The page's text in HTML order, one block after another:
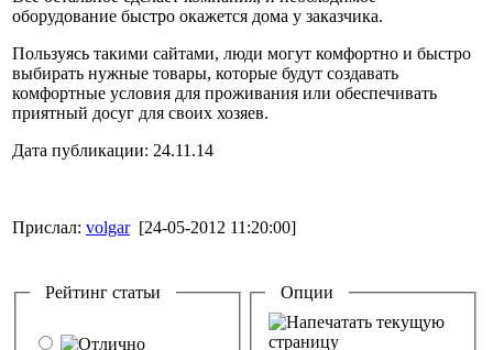
оборудование быстро окажется дома у заказчика.
Пользуясь такими сайтами, люди могут комфортно и быстро
выбирать нужные товары, которые будут создавать
комфортные условия для проживания или обеспечивать
приятный досуг для своих хозяев.
Дата публикации: 24.11.14
Прислал: volgar [24-05-2012 11:20:00]
Рейтинг статьи Опции